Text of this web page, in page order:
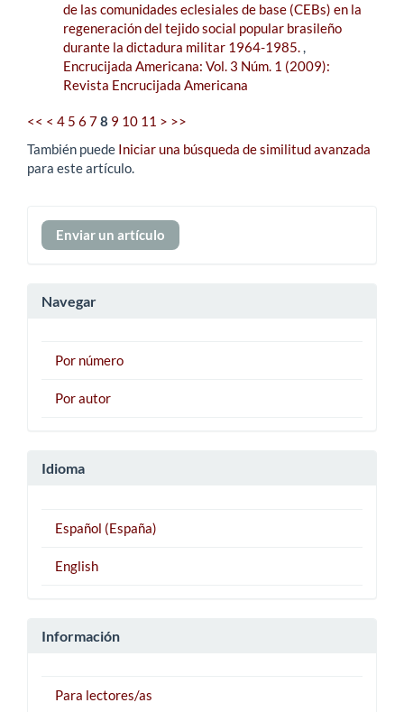
de las comunidades eclesiales de base (CEBs) en la
regeneración del tejido social popular brasileño
durante la dictadura militar 1964-1985.,
Encrucijada Americana: Vol. 3 Núm. 1 (2009):
Revista Encrucijada Americana
<< < 4 5 6 78 9 10 11 > >>
También puede Iniciar una búsqueda de similitud avanzada
para este artículo.
Enviar
un
Enviar un artículo
Navegar
Por número
Por autor
Idioma
Español (España)
English
Información
Para lectores/as